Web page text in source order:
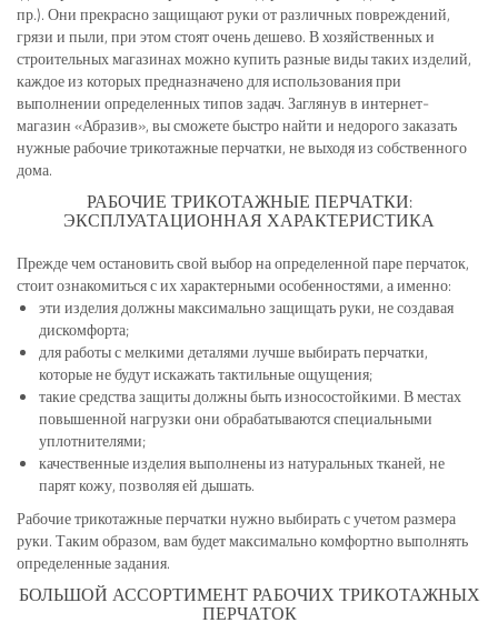
пр.). Они прекрасно защищают руки от различных повреждений,
грязи и пыли, при этом стоят очень дешево. В хозяйственных и
строительных магазинах можно купить разные виды таких изделий,
каждое из которых предназначено для использования при
выполнении определенных типов задач. Заглянув в интернет-
магазин «Абразив», вы сможете быстро найти и недорого заказать
нужные рабочие трикотажные перчатки, не выходя из собственного
дома.
РАБОЧИЕ ТРИКОТАЖНЫЕ ПЕРЧАТКИ:
ЭКСПЛУАТАЦИОННАЯ ХАРАКТЕРИСТИКА
Прежде чем остановить свой выбор на определенной паре перчаток,
стоит ознакомиться с их характерными особенностями, а именно:
эти изделия должны максимально защищать руки, не создавая
дискомфорта;
для работы с мелкими деталями лучше выбирать перчатки,
которые не будут искажать тактильные ощущения;
такие средства защиты должны быть износостойкими. В местах
повышенной нагрузки они обрабатываются специальными
уплотнителями;
качественные изделия выполнены из натуральных тканей, не
парят кожу, позволяя ей дышать.
Рабочие трикотажные перчатки нужно выбирать с учетом размера
руки. Таким образом, вам будет максимально комфортно выполнять
определенные задания.
БОЛЬШОЙ АССОРТИМЕНТ РАБОЧИХ ТРИКОТАЖНЫХ
ПЕРЧАТОК